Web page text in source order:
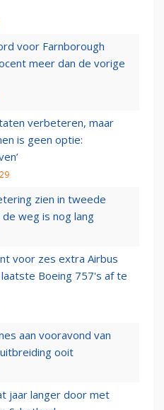
voor Farnborough
meer dan de vorige
verbeteren, maar
is geen optie:
zien in tweede
weg is nog lang
voor zes extra Airbus
Boeing 757's af te
aan vooravond van
ooit
jaar langer door met